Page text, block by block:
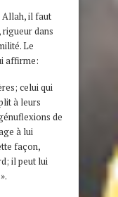
Allah, il faut
rigueur dans
Le
affirme:
celui qui
à leurs
de
à lui
façon,
il peut lui